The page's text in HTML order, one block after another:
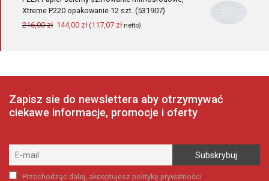
11
9
Xtreme P220 opakowanie 12 szt. (531907)
216,00zł Pierwotna
144,00 złAktualna
(117,07 złnetto)
Zapisz sie do newslettera aby otrzymywać
ciekawe informacje, promocje i oferty
Przechodząc dalej, akceptujesz politykę prywatności